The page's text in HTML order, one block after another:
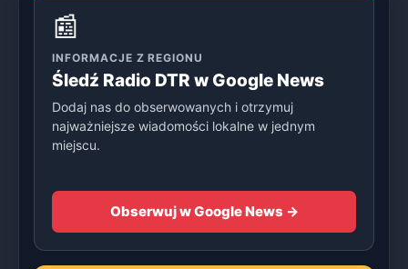
📰
INFORMACJE Z REGIONU
Śledź Radio DTR w Google News
Dodaj nas do obserwowanych i otrzymuj
najważniejsze wiadomości lokalne w jednym
miejscu.
Obserwuj w Google News →